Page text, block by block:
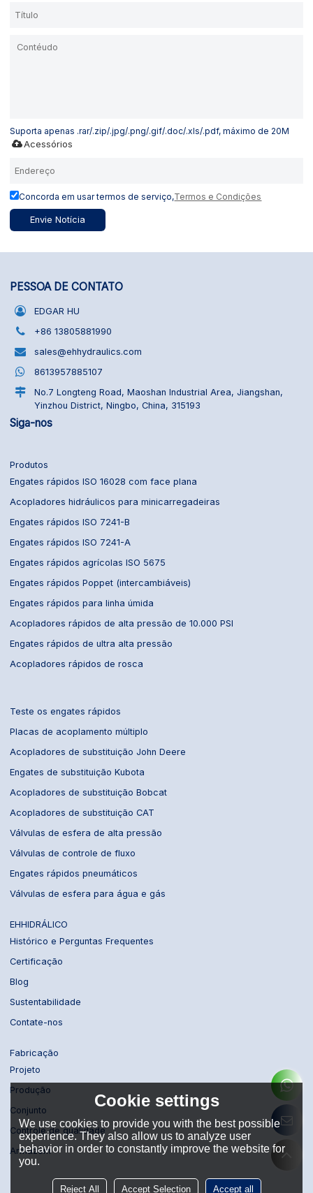
Suporta apenas .rar/.zip/.jpg/.png/.gif/.doc/.xls/.pdf, máximo de 20M
Acessórios
Concorda em usar termos de serviço,Termos e Condições
Envie Notícia
PESSOA DE CONTATO
EDGAR HU
+86 13805881990
sales@ehhydraulics.com
8613957885107
No.7 Longteng Road, Maoshan Industrial Area, Jiangshan,
Yinzhou District, Ningbo, China, 315193
Siga-nos
Produtos
Engates rápidos ISO 16028 com face plana
Acopladores hidráulicos para minicarregadeiras
Engates rápidos ISO 7241-B
Engates rápidos ISO 7241-A
Engates rápidos agrícolas ISO 5675
Engates rápidos Poppet (intercambiáveis)
Engates rápidos para linha úmida
Acopladores rápidos de alta pressão de 10.000 PSI
Engates rápidos de ultra alta pressão
Acopladores rápidos de rosca
Teste os engates rápidos
Placas de acoplamento múltiplo
Acopladores de substituição John Deere
Engates de substituição Kubota
Acopladores de substituição Bobcat
Acopladores de substituição CAT
Válvulas de esfera de alta pressão
Válvulas de controle de fluxo
Engates rápidos pneumáticos
Válvulas de esfera para água e gás
EHHIDRÁLICO
Histórico e Perguntas Frequentes
Certificação
Blog
Sustentabilidade
Contate-nos
Fabricação
Projeto
Produção
Conjunto
Controle de qualidade
Armazém
Cookie settings
We use cookies to provide you with the best possible
experience. They also allow us to analyze user
behavior in order to constantly improve the website for
you.
Reject All Accept Selection Accept all